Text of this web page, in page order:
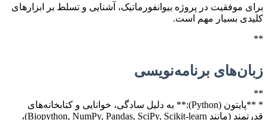
برای موفقیت در پروژه بیوانفورماتیک، آشنایی و تسلط بر ابزارهای
کلیدی بسیار مهم است.
**
زبان‌های برنامه‌نویسی
**
* **پایتون (Python):** به دلیل سادگی، خوانایی و کتابخانه‌های
قدرتمند (مانند Biopython, NumPy, Pandas, SciPy, Scikit-learn)،